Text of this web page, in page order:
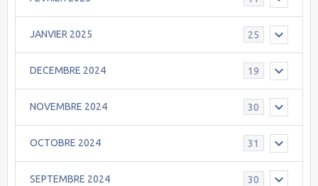
JANVIER 2025 25
DECEMBRE 2024 19
NOVEMBRE 2024 30
OCTOBRE 2024 31
SEPTEMBRE 2024 30